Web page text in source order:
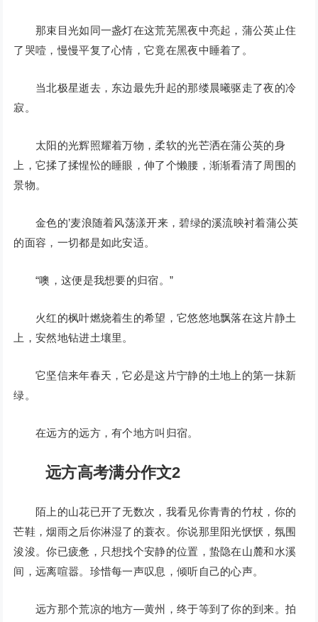
那束目光如同一盏灯在这荒芜黑夜中亮起，蒲公英止住
了哭噎，慢慢平复了心情，它竟在黑夜中睡着了。
当北极星逝去，东边最先升起的那缕晨曦驱走了夜的冷
寂。
太阳的光辉照耀着万物，柔软的光芒洒在蒲公英的身
上，它揉了揉惺忪的睡眼，伸了个懒腰，渐渐看清了周围的
景物。
金色的’麦浪随着风荡漾开来，碧绿的溪流映衬着蒲公英
的面容，一切都是如此安适。
“噢，这便是我想要的归宿。”
火红的枫叶燃烧着生的希望，它悠悠地飘落在这片静土
上，安然地钻进土壤里。
它坚信来年春天，它必是这片宁静的土地上的第一抹新
绿。
在远方的远方，有个地方叫归宿。
远方高考满分作文2
陌上的山花已开了无数次，我看见你青青的竹杖，你的
芒鞋，烟雨之后你淋湿了的蓑衣。你说那里阳光恹恹，氛围
浚浚。你已疲惫，只想找个安静的位置，蛰隐在山麓和水溪
间，远离喧嚣。珍惜每一声叹息，倾听自己的心声。
远方那个荒凉的地方—黄州，终于等到了你的到来。拍